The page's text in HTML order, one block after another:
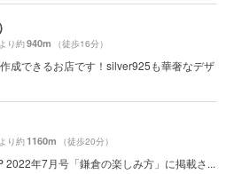
り約940m （徒歩16分）
成できるお店です！silver925も華奢なデザ
り約1160m （徒歩20分）
2022年7月号「鎌倉の楽しみ方」に掲載さ...